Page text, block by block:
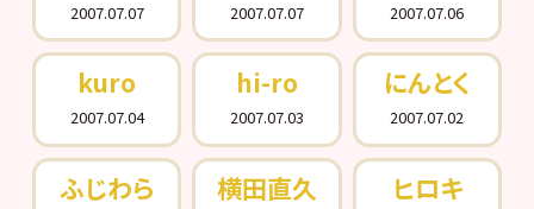
2007.07.07 2007.07.07 2007.07.06
kuro
2007.07.04
hi-ro
2007.07.03
にんとく
2007.07.02
ふじわら 横田直久 ヒロキ